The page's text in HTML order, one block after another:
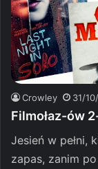
Crowley 31/
Filmołaz-ów
Jesień w pełni,
zapas, zanim